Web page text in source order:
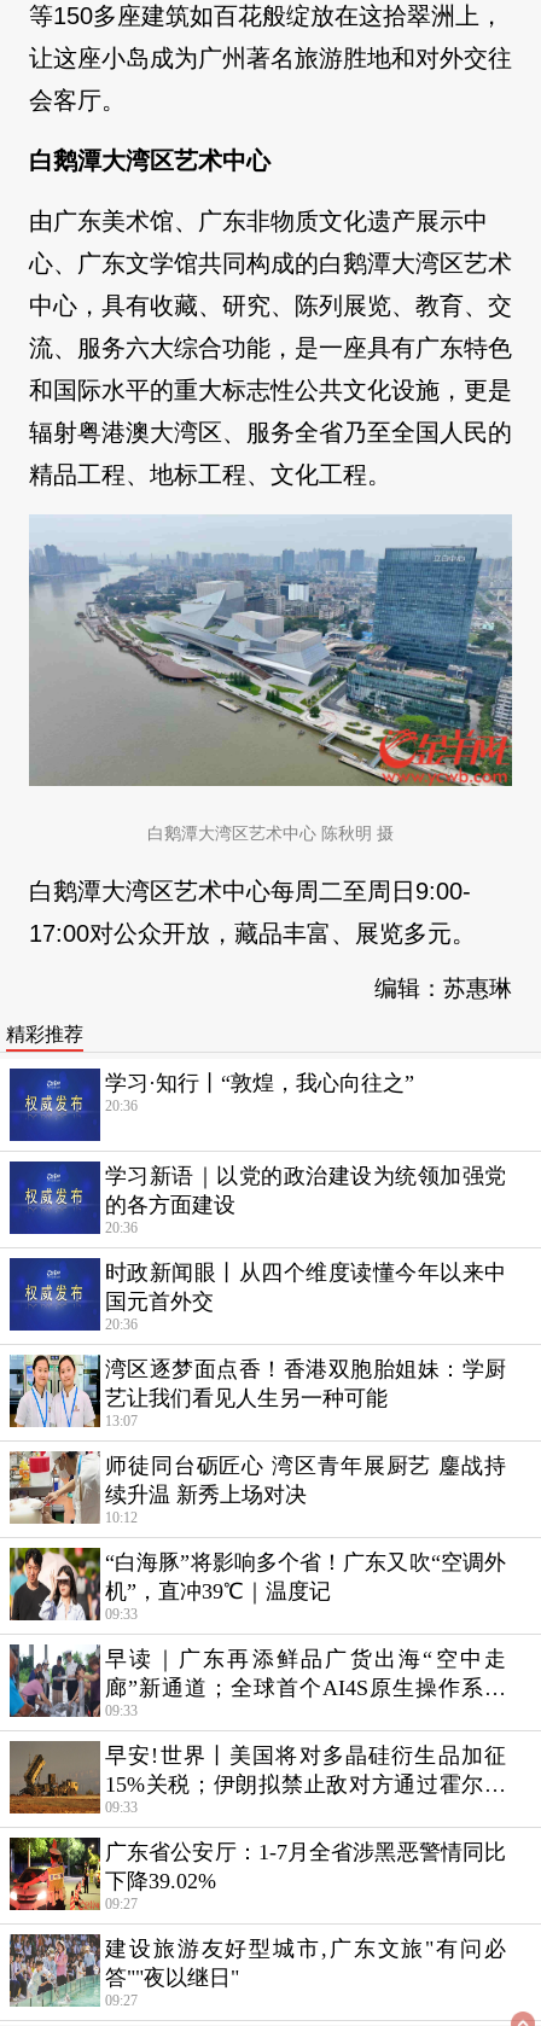
等150多座建筑如百花般绽放在这拾翠洲上，
让这座小岛成为广州著名旅游胜地和对外交往
会客厅。
白鹅潭大湾区艺术中心
由广东美术馆、广东非物质文化遗产展示中
心、广东文学馆共同构成的白鹅潭大湾区艺术
中心，具有收藏、研究、陈列展览、教育、交
流、服务六大综合功能，是一座具有广东特色
和国际水平的重大标志性公共文化设施，更是
辐射粤港澳大湾区、服务全省乃至全国人民的
精品工程、地标工程、文化工程。
白鹅潭大湾区艺术中心 陈秋明 摄
白鹅潭大湾区艺术中心每周二至周日9:00-
17:00对公众开放，藏品丰富、展览多元。
编辑：苏惠琳
精彩推荐